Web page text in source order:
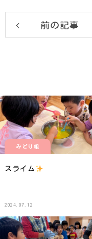
前の記事
みどり組
スライム
2024.07.12